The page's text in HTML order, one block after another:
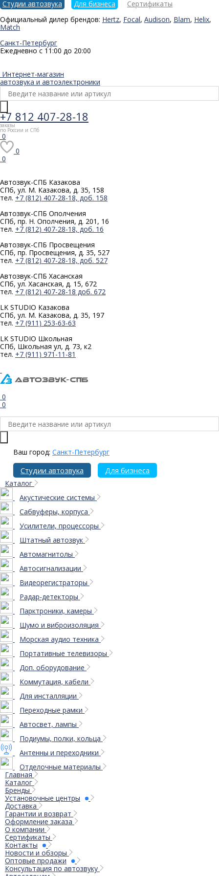
Студии автозвука Для бизнеса
Сертификаты
Официальный дилер брендов: Hertz, Focal, Audison, Blam, Helix,
Match
Санкт-Петербург
Ежедневно с 11:00 до 20:00
Интернет-магазин
автозвука и автоэлектроники
+7 812 407-28-18
заказы
по России и СПб
0
0
0
Автозвук-СПБ Казакова
СПб, ул. М. Казакова, д. 35, 158
тел. +7 (812) 407-28-18, доб. 158
Автозвук-СПБ Ополчения
СПб, пр. Н. Ополчения, д. 201, 16
тел. +7 (812) 407-28-18, доб. 16
Автозвук-СПБ Просвещения
СПб, пр. Просвещения, д. 35, 527
тел. +7 (812) 407-28-18, доб. 527
Автозвук-СПБ Хасанская
СПб, ул. Хасанская, д. 15, 672
тел. +7 (812) 407-28-18 доб. 672
LK STUDIO Казакова
СПб, ул. М. Казакова, д. 35, 197
тел. +7 (911) 253-63-63
LK STUDIO Школьная
СПб, Школьная ул, д. 73, к2
тел. +7 (911) 971-11-81
0
0
Ваш город: Санкт-Петербург
Студии автозвука Для бизнеса
Каталог
Акустические системы
Сабвуферы, корпуса
Усилители, процессоры
Штатный автозвук
Автомагнитолы
Автосигнализации
Видеорегистраторы
Радар-детекторы
Парктроники, камеры
Шумо и виброизоляция
Морская аудио техника
Портативные телевизоры
Доп. оборудование
Коммутация, кабели
Для инсталляции
Переходные рамки
Автосвет, лампы
Подиумы, полки, кольца
Антенны и переходники
Отделочные материалы
Главная
Каталог
Бренды
Установочные центры
Доставка
Гарантии и возврат
Оформление заказа
О компании
Сертификаты
Контакты
Новости и обзоры
Оптовые продажи
Консультация по автозвуку